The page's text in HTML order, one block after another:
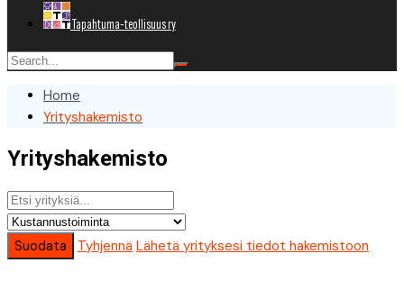
Tapahtuma-teollisuus ry
Home
Yrityshakemisto
Yrityshakemisto
Suodata Tyhjennä Lähetä yrityksesi tiedot hakemistoon